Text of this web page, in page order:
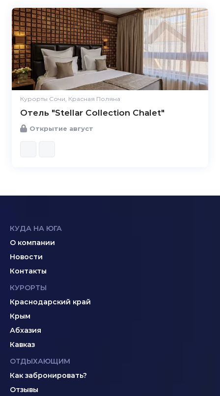
Курорты Сочи, Красная Поляна
Отель "Stellar Collection Chalet"
Открытие август
КУДА НА ЮГА
О компании
Новости
Контакты
КУРОРТЫ
Краснодарский край
Крым
Абхазия
Кавказ
ОТДЫХАЮЩИМ
Как забронировать?
Отзывы